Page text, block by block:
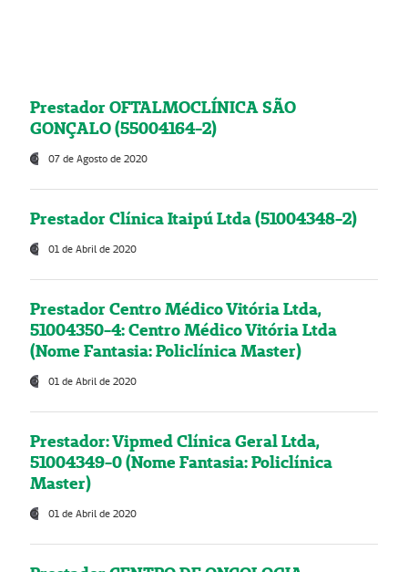
Prestador OFTALMOCLÍNICA SÃO
GONÇALO (55004164-2)
07 de Agosto de 2020
Prestador Clínica Itaipú Ltda (51004348-2)
01 de Abril de 2020
Prestador Centro Médico Vitória Ltda,
51004350-4: Centro Médico Vitória Ltda
(Nome Fantasia: Policlínica Master)
01 de Abril de 2020
Prestador: Vipmed Clínica Geral Ltda,
51004349-0 (Nome Fantasia: Policlínica
Master)
01 de Abril de 2020